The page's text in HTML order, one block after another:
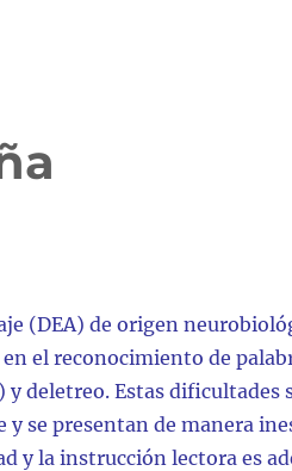
(DEA) de origen
el reconocimiento de
deletreo. Estas dificultades
se presentan de manera
y la instrucción lectora es